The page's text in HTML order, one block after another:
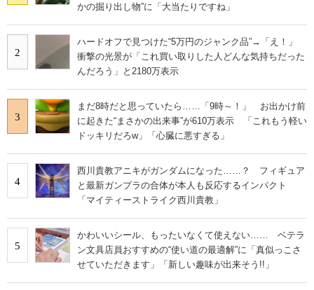
かの掘り出し物”に「大当たりですね」
2
ハードオフで見つけた“5万円のジャンク品”→「え！」
衝撃の光景が「これ買い取りした人どんな気持ちだった
んだろう」と2180万表示
3
まだ8時だと思っていたら……「9時～！」 お出かけ前
に起きた“まさかの出来事”が610万表示 「これもう軽い
ドッキリだろw」「心臓に悪すぎる」
4
西川貴教アニキがガンダムになった……？ フィギュア
と最新ガンプラの合体が本人も反応するインパクト
「マイティーストライク西川貴教」
5
かわいいシール、もったいなくて使えない…… ベテラ
ン文具店員おすすめの“使い道の最適解”に「真似っこさ
せていただきます」「新しい趣味が出来そう!!」